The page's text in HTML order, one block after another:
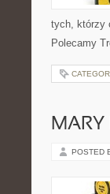
tych, którzy
Polecamy
MARY
POSTED